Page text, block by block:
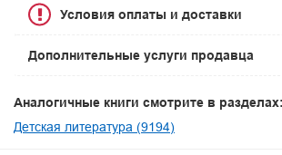
Условия оплаты и доставки
Дополнительные услуги продавца
Аналогичные книги смотрите в разделах:
Детская литература (9194)